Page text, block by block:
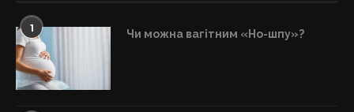
1 Чи можна вагітним «Но-шпу»?